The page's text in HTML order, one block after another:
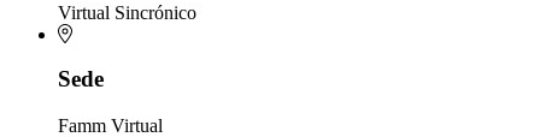
Virtual Sincrónico
Sede
Famm Virtual